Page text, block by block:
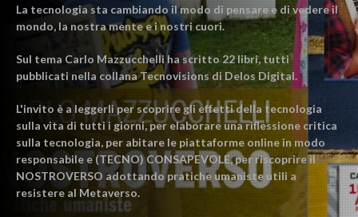
La tecnologia sta cambiando il modo di pensare e di vedere il
mondo, la nostra mente e i nostri cuori.
Sul tema Carlo Mazzucchelli ha scritto 22 libri, tutti
pubblicati nella collana Tecnovisions di Delos Digital.
L'invito è a leggerli per scoprire gli effetti della tecnologia
sulla vita di tutti i giorni, per elaborare una riflessione critica
sulla tecnologia, per abitare le piattaforme online in modo
responsabile e (TECNO) CONSAPEVOLE, per riscoprire il
NOSTROVERSO adottando pratiche umaniste utili a
resistere al Metaverso.